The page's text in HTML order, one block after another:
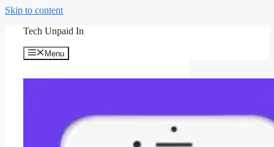
Skip to content
Tech Unpaid In
Menu